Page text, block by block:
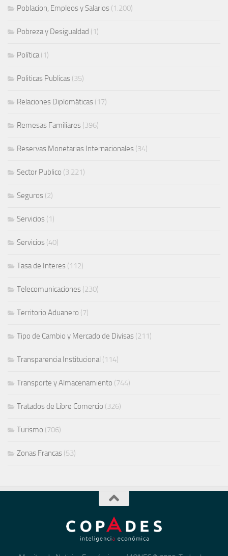
Poblacion, Empleos y Salarios (1.200)
Pobreza y Desigualdad (1)
Política(1)
Politicas Publicas (35)
Relaciones Diplomáticas (17)
Remesas Familiares (396)
Reservas Monetarias Internacionales (34)
Sector Publico (3.221)
Seguros (2)
Servicios (1)
Servicios (40)
Tasa de Interes (112)
Telecomunicaciones (230)
Territorio Aduanero (7)
Tipo de Cambio y Mercado de Divisas (211)
Transparencia Institucional (114)
Transporte y Almacenamiento (744)
Tratados de Libre Comercio (326)
Turismo (706)
Zonas Francas (53)